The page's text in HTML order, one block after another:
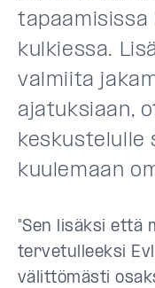
tapaamisissa
kulkiessa.
valmiita
ajatuksiaan,
keskustelulle
kuulemaan
"Sen lisäksi että
tervetulleeksi
välittömästi